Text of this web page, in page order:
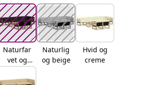
Naturfar
vet og
sort
Naturlig
og beige
Hvid og
creme